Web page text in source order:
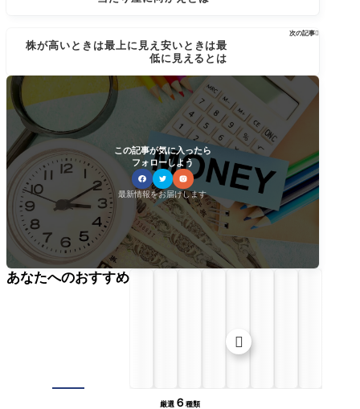
次の記事
株が高いときは最上に見え安いときは最
低に見えるとは
この記事が気に入ったら
フォローしよう
最新情報をお届けします
厳選 ６ 種類
あなたへのおすすめ
